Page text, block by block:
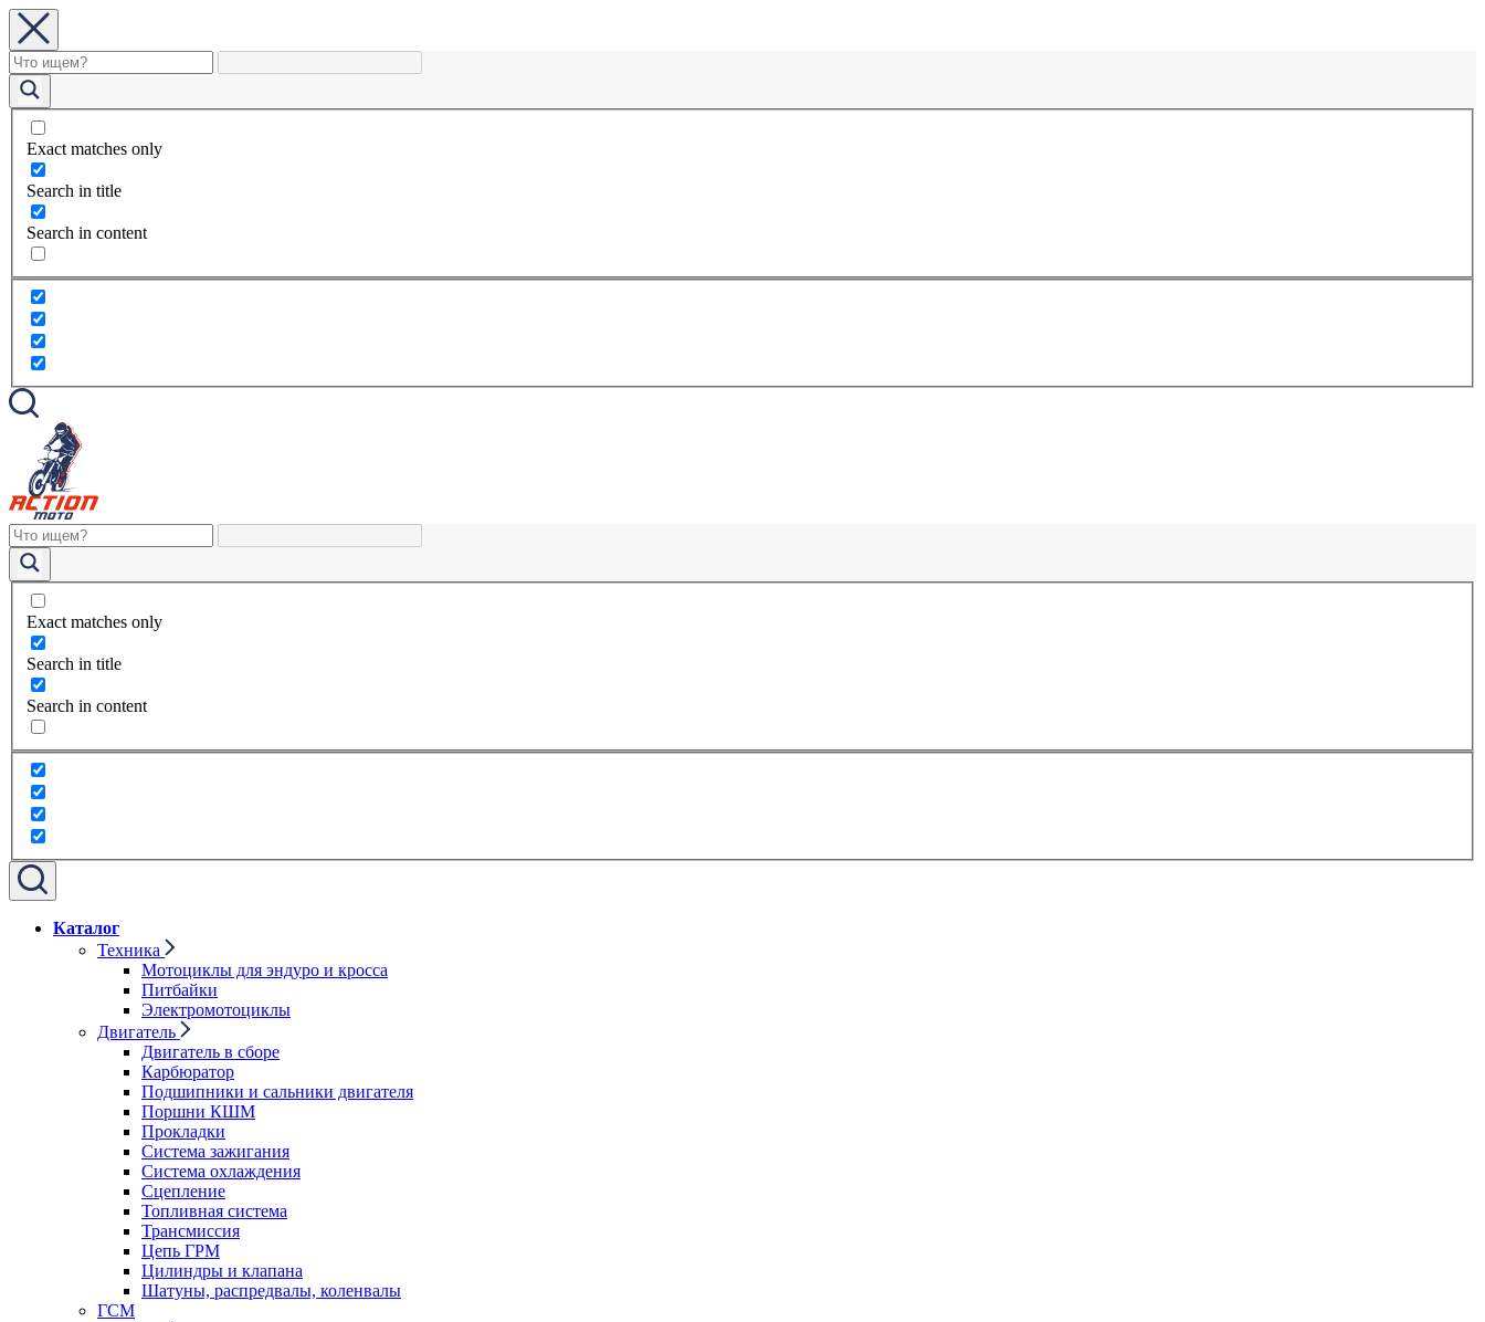
Exact matches only
Search in title
Search in content
Exact matches only
Search in title
Search in content
Каталог
Техника
Мотоциклы для эндуро и кросса
Питбайки
Электромотоциклы
Двигатель
Двигатель в сборе
Карбюратор
Подшипники и сальники двигателя
Поршни КШМ
Прокладки
Система зажигания
Система охлаждения
Сцепление
Топливная система
Трансмиссия
Цепь ГРМ
Цилиндры и клапана
Шатуны, распредвалы, коленвалы
ГСМ